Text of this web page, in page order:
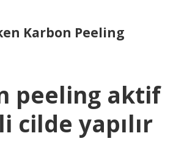
Karbon Peeling
peeling aktif
cilde yapılır